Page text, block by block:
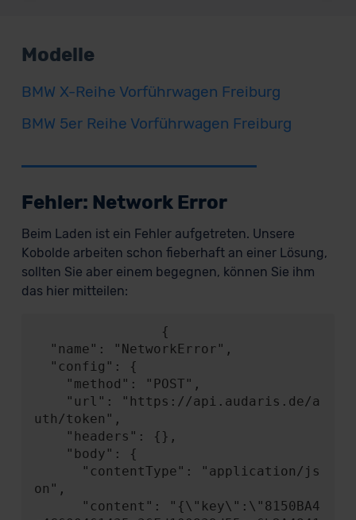
Modelle
BMW X-Reihe Vorführwagen Freiburg
BMW 5er Reihe Vorführwagen Freiburg
Fehler: Network Error
Beim Laden ist ein Fehler aufgetreten. Unsere
Kobolde arbeiten schon fieberhaft an einer Lösung,
sollten Sie aber einem begegnen, können Sie ihm
das hier mitteilen:
uth/token",
on",